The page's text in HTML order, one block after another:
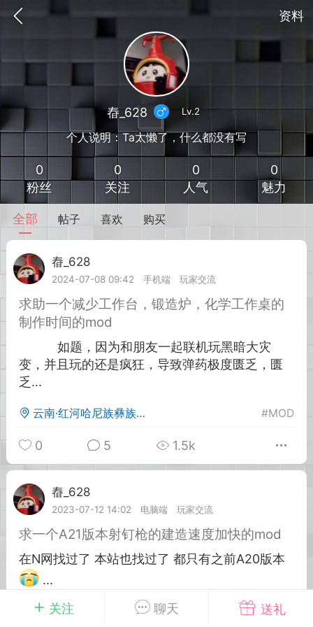
资料
我的钱包 道具 排行榜
MOD下载 攻略教程 联机招募
Lv.8
02-10 15:45
电脑端 其他&工具
卖挂
单机辅助引流私下售卖服务器外挂！
作弊模组的发布规范近期收到一些信息
作弊模组在联机服务器使用,为了维护游
环境，中文网特此发布以下声明，规范
模组的发布行为：1. *...
72 2.21w
大人
Lv.8
关注 聊天 送礼
㫪_628 Lv.2
个人说明：Ta太懒了，什么都没有写
0
粉丝
0
关注
0
人气
0
魅力
全部 帖子 喜欢 购买
㫪_628
2024-07-08 09:42
手机端 玩家交流
求助一个减少工作台，锻造炉，化学工作桌的
制作时间的mod
如题，因为和朋友一起联机玩黑暗大灾
变，并且玩的还是疯狂，导致弹药极度匮乏，匮
乏...
云南·红河哈尼族彝族自治州 #MOD
0 5 1.5k
㫪_628
2023-07-12 14:02
电脑端 玩家交流
求一个A21版本射钉枪的建造速度加快的mod
在N网找过了 本站也找过了 都只有之前A20版本
...
云南·昆明 #求助